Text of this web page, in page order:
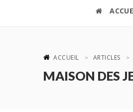
ACCUEIL ARTICLES
MAISON DES